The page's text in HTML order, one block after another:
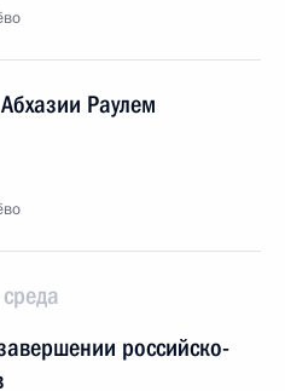
Раулем
российско-